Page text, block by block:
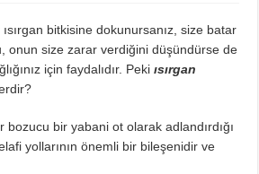
?
bitkisine dokunursanız, size batar
onun size zarar verdiğini düşündürse de
için faydalıdır. Pekiısırgan
bozucu bir yabani ot olarak adlandırdığı
yollarının önemli bir bileşenidir ve